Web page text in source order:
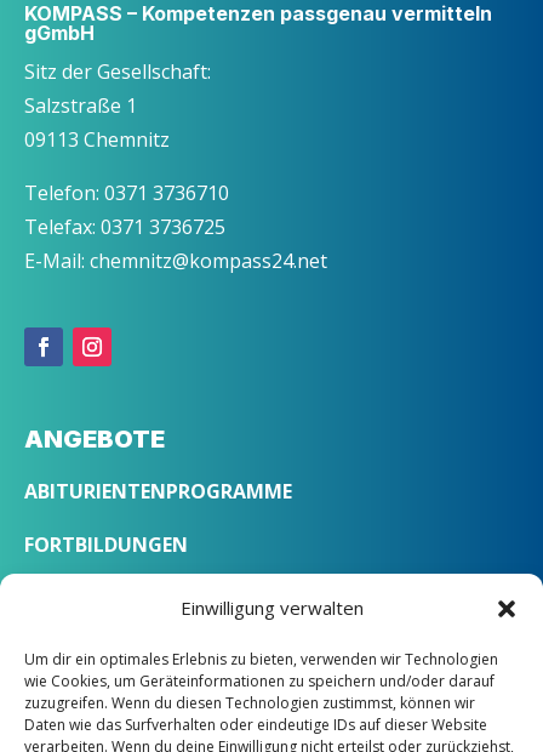
Einwilligung verwalten
Um dir ein optimales Erlebnis zu bieten, verwenden wir Technologien
wie Cookies, um Geräteinformationen zu speichern und/oder darauf
zuzugreifen. Wenn du diesen Technologien zustimmst, können wir
Daten wie das Surfverhalten oder eindeutige IDs auf dieser Website
verarbeiten. Wenn du deine Einwilligung nicht erteilst oder zurückziehst,
KOMPASS – Kompetenzen passgenau vermitteln
gGmbH
Sitz der Gesellschaft:
Salzstraße 1
09113 Chemnitz
Telefon: 0371 3736710
Telefax: 0371 3736725
E-Mail: chemnitz@kompass24.net
ANGEBOTE
ABITURIENTENPROGRAMME
FORTBILDUNGEN
ÜBER UNS
LEITBILD